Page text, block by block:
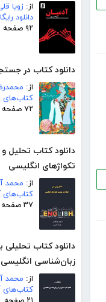
از: زویا
دانلود
۹۲ صفحه
دانلود کتاب در
از:
کتاب‌های
۷۲ صفحه
دانلود کتاب تحلیل
تکواژهای انگلیسی
از: محمد
کتاب‌های
۳۷ صفحه
دانلود کتاب
زبان‌شناسی انگلیسی
از: محمد
کتاب‌های